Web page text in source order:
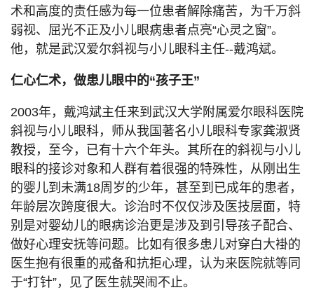
术和高度的责任感为每一位患者解除痛苦，为千万斜
弱视、屈光不正及小儿眼病患者点亮“心灵之窗”。
他，就是武汉爱尔斜视与小儿眼科主任--戴鸿斌。
仁心仁术，做患儿眼中的“孩子王”
2003年，戴鸿斌主任来到武汉大学附属爱尔眼科医院
斜视与小儿眼科，师从我国著名小儿眼科专家龚淑贤
教授，至今，已有十六个年头。其所在的斜视与小儿
眼科的接诊对象和人群有着很强的特殊性，从刚出生
的婴儿到未满18周岁的少年，甚至到已成年的患者，
年龄层次跨度很大。诊治时不仅仅涉及医技层面，特
别是对婴幼儿的眼病诊治更是涉及到引导孩子配合、
做好心理安抚等问题。比如有很多患儿对穿白大褂的
医生抱有很重的戒备和抗拒心理，认为来医院就等同
于“打针”，见了医生就哭闹不止。